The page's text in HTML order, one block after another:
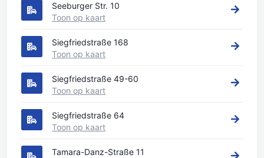
Seeburger Str. 10
Toon op kaart
Siegfriedstraße 168
Toon op kaart
Siegfriedstraße 49-60
Toon op kaart
Siegfriedstraße 64
Toon op kaart
Tamara-Danz-Straße 11